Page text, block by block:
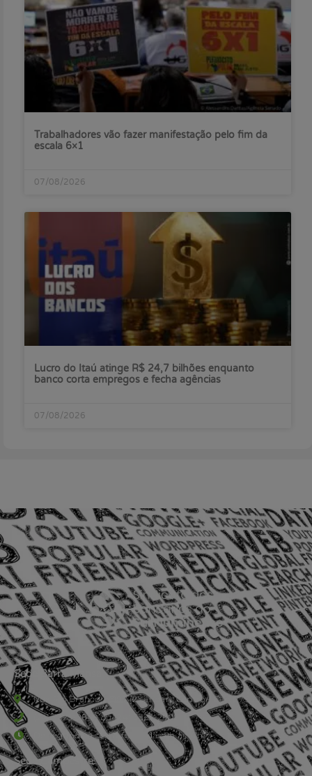
Trabalhadores vão fazer manifestação pelo fim da
escala 6×1
07/08/2026
Lucro do Itaú atinge R$ 24,7 bilhões enquanto
banco corta empregos e fecha agências
07/08/2026
Sede Barra Mansa
Rua Rio Branco, nº107 (2º andar), Centro - Cep: 27.330-030
(24) 3323-2848 ou (24) 3323-2500
De segunda à sexta-feira , das 9h às 17h.
Sede Campestre: